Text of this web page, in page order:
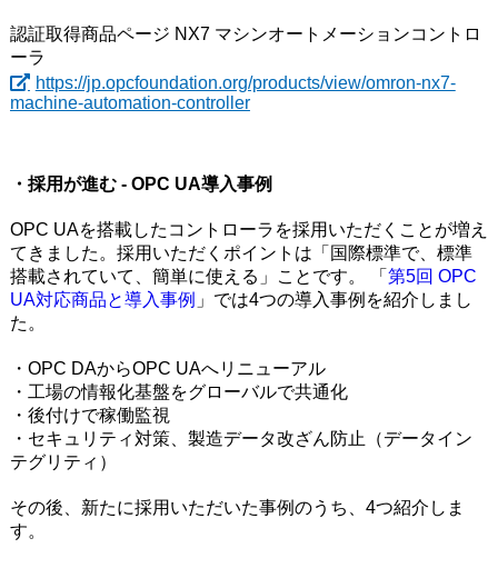
認証取得商品ページ NX7 マシンオートメーションコントロ
ーラ
https://jp.opcfoundation.org/products/view/omron-nx7-
machine-automation-controller
・採用が進む - OPC UA導入事例
OPC UAを搭載したコントローラを採用いただくことが増え
てきました。採用いただくポイントは「国際標準で、標準
搭載されていて、簡単に使える」ことです。 「 第5回 OPC
UA対応商品と導入事例 」では4つの導入事例を紹介しまし
た。
・OPC DAからOPC UAへリニューアル
・工場の情報化基盤をグローバルで共通化
・後付けで稼働監視
・セキュリティ対策、製造データ改ざん防止（データイン
テグリティ）
その後、新たに採用いただいた事例のうち、4つ紹介しま
す。